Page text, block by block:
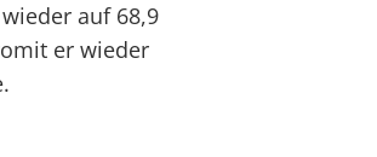
auf 68,9
er wieder